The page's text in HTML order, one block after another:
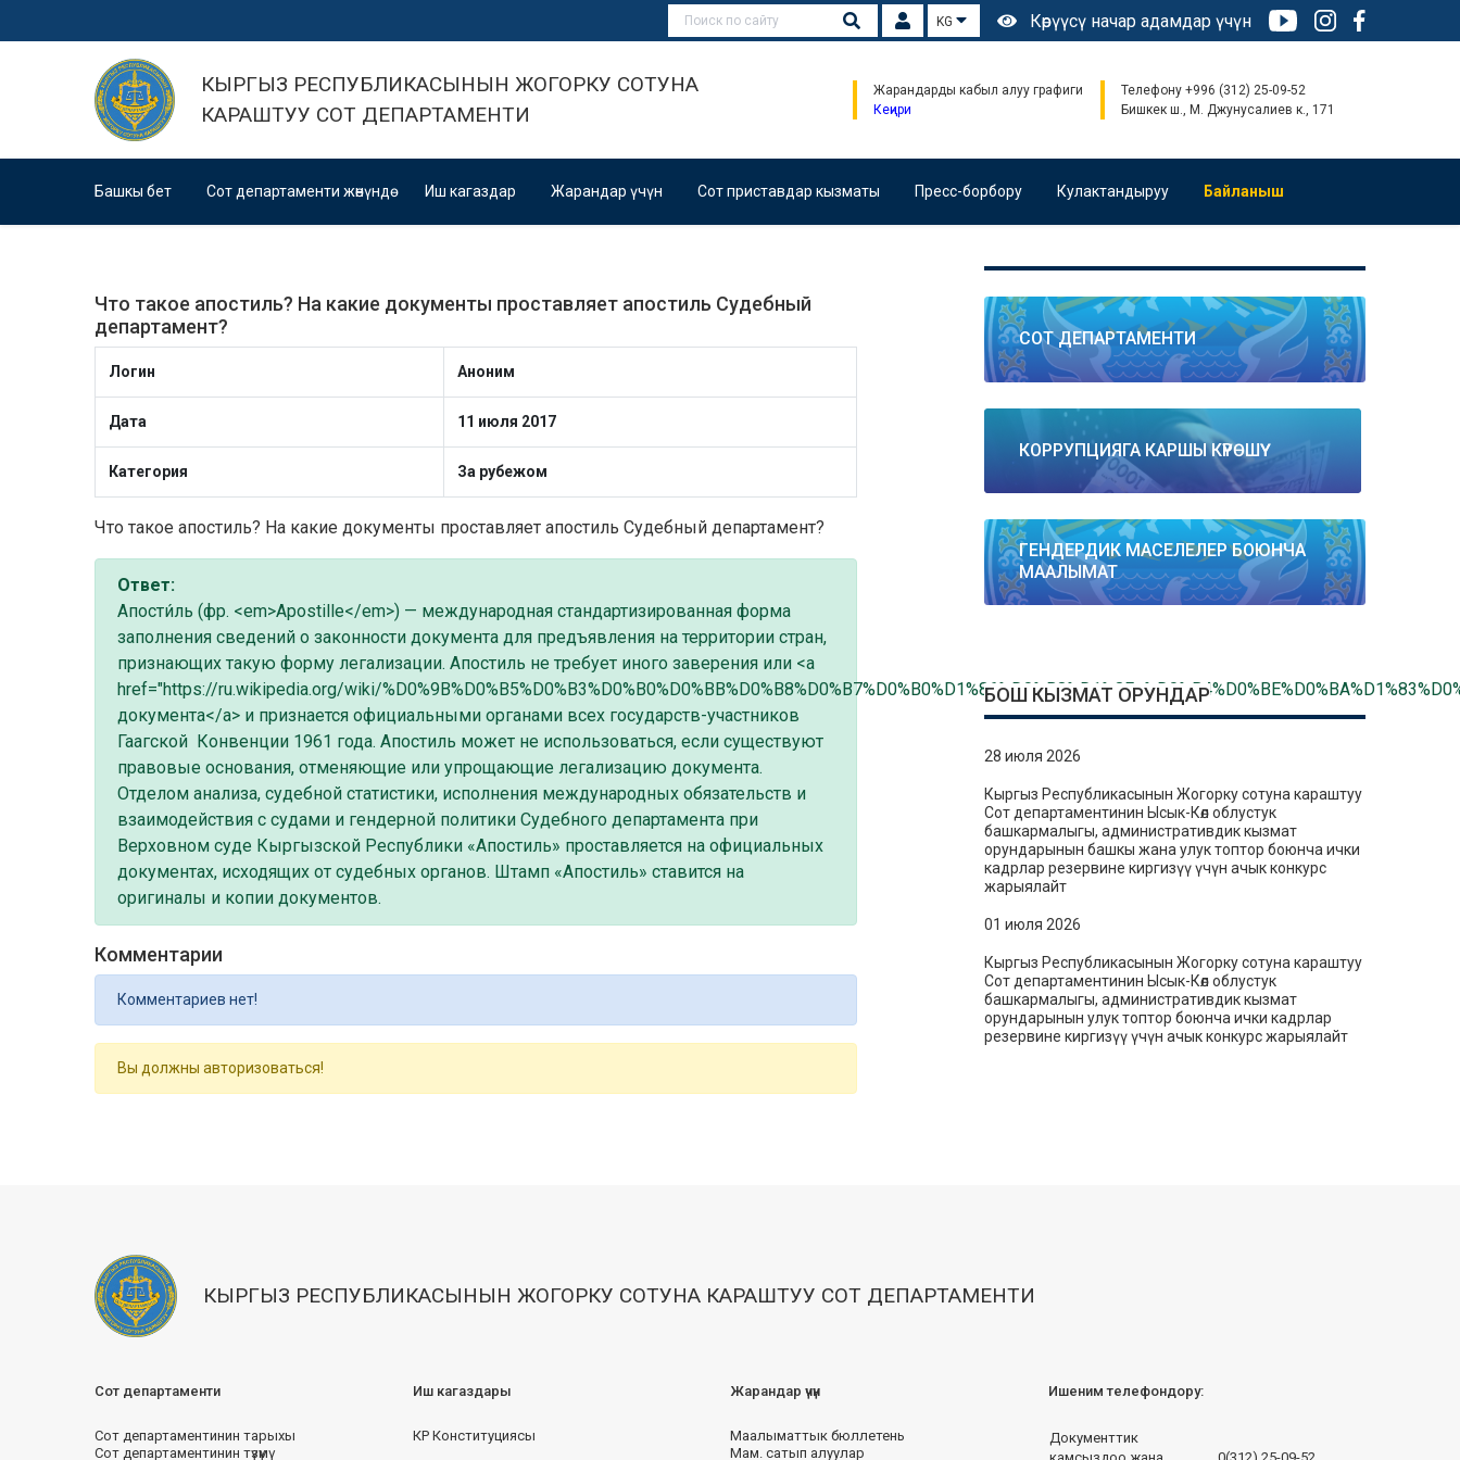
KG Көрүүсү начар адамдар үчүн
КЫРГЫЗ РЕСПУБЛИКАСЫНЫН ЖОГОРКУ СОТУНА
КАРАШТУУ СОТ ДЕПАРТАМЕНТИ
Жарандарды кабыл алуу графиги
Кеңири
Телефону +996 (312) 25-09-52
Бишкек ш., М. Джунусалиев к., 171
Башкы бет Сот департаменти жөнүндө Иш кагаздар Жарандар үчүн Сот приставдар кызматы Пресс-борбору Кулактандыруу Байланыш
Что такое апостиль? На какие документы проставляет апостиль Судебный
департамент?
Логин Аноним
Дата 11 июля 2017
Категория За рубежом
Что такое апостиль? На какие документы проставляет апостиль Судебный департамент?
Ответ:
Апости́ль (фр. <em>Apostille</em>) — международная стандартизированная форма
заполнения сведений о законности документа для предъявления на территории стран,
признающих такую форму легализации. Апостиль не требует иного заверения или <a
href="https://ru.wikipedia.org/wiki/
документа</a> и признается официальными органами всех государств-участников
Гаагской Конвенции 1961 года. Апостиль может не использоваться, если существуют
правовые основания, отменяющие или упрощающие легализацию документа.
Отделом анализа, судебной статистики, исполнения международных обязательств и
взаимодействия с судами и гендерной политики Судебного департамента при
Верховном суде Кыргызской Республики «Апостиль» проставляется на официальных
документах, исходящих от судебных органов. Штамп «Апостиль» ставится на
оригиналы и копии документов.
Комментарии
Комментариев нет!
Вы должны авторизоваться!
СОТ ДЕПАРТАМЕНТИ
КОРРУПЦИЯГА КАРШЫ КҮРӨШҮҮ
ГЕНДЕРДИК МАСЕЛЕЛЕР БОЮНЧА
МААЛЫМАТ
БОШ КЫЗМАТ ОРУНДАР
28 июля 2026
Кыргыз Республикасынын Жогорку сотуна караштуу
Сот департаментинин Ысык-Көл облустук
башкармалыгы, административдик кызмат
орундарынын башкы жана улук топтор боюнча ички
кадрлар резервине киргизүү үчүн ачык конкурс
жарыялайт
01 июля 2026
Кыргыз Республикасынын Жогорку сотуна караштуу
Сот департаментинин Ысык-Көл облустук
башкармалыгы, административдик кызмат
орундарынын улук топтор боюнча ички кадрлар
резервине киргизүү үчүн ачык конкурс жарыялайт
КЫРГЫЗ РЕСПУБЛИКАСЫНЫН ЖОГОРКУ СОТУНА КАРАШТУУ СОТ ДЕПАРТАМЕНТИ
Сот департаменти
Сот департаментинин тарыхы
Сот департаментинин түзүмү
Иш кагаздары
КР Конституциясы
Жарандар үчүн
Маалыматтык бюллетень
Мам. сатып алуулар
Ишеним телефондору:
Документтик